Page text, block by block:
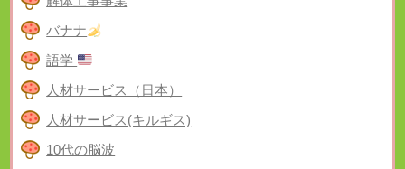
バナナ
語学
人材サービス（日本）
人材サービス(キルギス)
10代の脳波